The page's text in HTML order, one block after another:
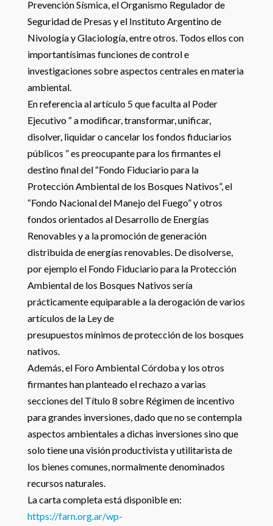
Prevención Sísmica, el Organismo Regulador de
Seguridad de Presas y el Instituto Argentino de
Nivología y Glaciología, entre otros. Todos ellos con
importantísimas funciones de control e
investigaciones sobre aspectos centrales en materia
ambiental.
En referencia al artículo 5 que faculta al Poder
Ejecutivo “ a modificar, transformar, unificar,
disolver, liquidar o cancelar los fondos fiduciarios
públicos ” es preocupante para los firmantes el
destino final del “Fondo Fiduciario para la
Protección Ambiental de los Bosques Nativos”, el
“Fondo Nacional del Manejo del Fuego” y otros
fondos orientados al Desarrollo de Energías
Renovables y a la promoción de generación
distribuida de energías renovables. De disolverse,
por ejemplo el Fondo Fiduciario para la Protección
Ambiental de los Bosques Nativos sería
prácticamente equiparable a la derogación de varios
artículos de la Ley de
presupuestos mínimos de protección de los bosques
nativos.
Además, el Foro Ambiental Córdoba y los otros
firmantes han planteado el rechazo a varias
secciones del Título 8 sobre Régimen de incentivo
para grandes inversiones, dado que no se contempla
aspectos ambientales a dichas inversiones sino que
solo tiene una visión productivista y utilitarista de
los bienes comunes, normalmente denominados
recursos naturales.
La carta completa está disponible en:
https://farn.org.ar/wp-